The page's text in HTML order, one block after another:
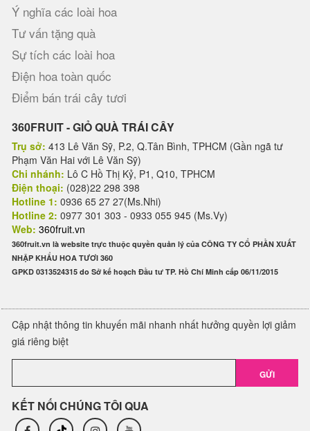
Ý nghĩa các loài hoa
Tư vấn tặng quà
Sự tích các loài hoa
Điện hoa toàn quốc
Điểm bán trái cây tươi
360FRUIT - GIỎ QUÀ TRÁI CÂY
Trụ sở: 413 Lê Văn Sỹ, P.2, Q.Tân Bình, TPHCM (Gần ngã tư
Phạm Văn Hai với Lê Văn Sỹ)
Chi nhánh: Lô C Hồ Thị Kỷ, P1, Q10, TPHCM
Điện thoại: (028)22 298 398
Hotline 1: 0936 65 27 27(Ms.Nhi)
Hotline 2: 0977 301 303 - 0933 055 945 (Ms.Vy)
Web: 360fruit.vn
360fruit.vn là website trực thuộc quyền quản lý của CÔNG TY CỔ PHẦN XUẤT
NHẬP KHẨU HOA TƯƠI 360
GPKD 0313524315 do Sở kế hoạch Đầu tư TP. Hồ Chí Minh cấp 06/11/2015
Cập nhật thông tin khuyến mãi nhanh nhất hưởng quyền lợi giảm
giá riêng biệt
GỬI
KẾT NỐI CHÚNG TÔI QUA